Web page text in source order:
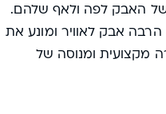
של האבק לפה ולאף שלהם.
אבק לאוויר ומונע את
מקצועית ומנוסה של